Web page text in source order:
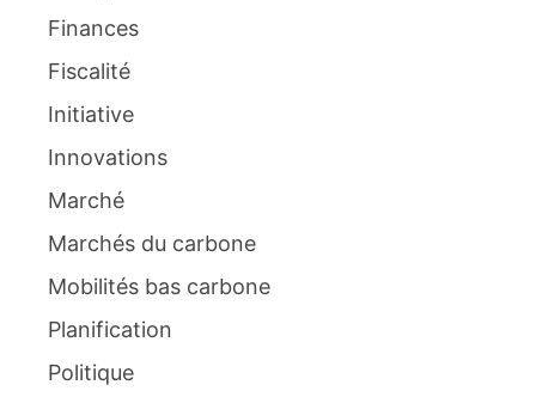
Finances
Fiscalité
Initiative
Innovations
Marché
Marchés du carbone
Mobilités bas carbone
Planification
Politique